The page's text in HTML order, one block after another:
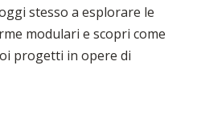
stesso a esplorare le
modulari e scopri come
progetti in opere di